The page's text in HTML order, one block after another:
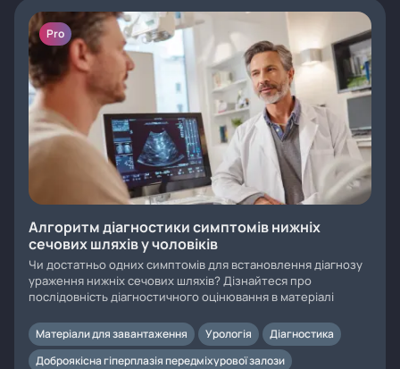
Pro
Алгоритм діагностики симптомів нижніх
сечових шляхів у чоловіків
Чи достатньо одних симптомів для встановлення діагнозу
ураження нижніх сечових шляхів? Дізнайтеся про
послідовність діагностичного оцінювання в матеріалі
Матеріали для завантаження Урологія
Діагностика
Доброякісна гіперплазія передміхурової залози